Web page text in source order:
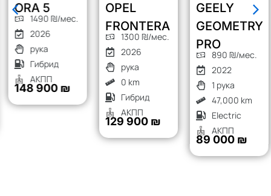
ORA 5
1490 ₪/мес.
2026
рука
Гибрид
АКПП
148 900 ₪
OPEL
FRONTERA
1300 ₪/мес.
2026
рука
0 km
Гибрид
АКПП
129 900 ₪
GEELY
GEOMETRY
PRO
890 ₪/мес.
2022
1 рука
47,000 km
Electric
АКПП
89 000 ₪